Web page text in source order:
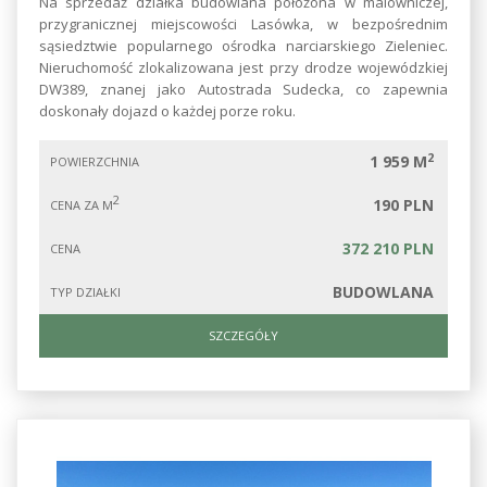
przygranicznej miejscowości Lasówka, w bezpośrednim
sąsiedztwie popularnego ośrodka narciarskiego Zieleniec.
Nieruchomość zlokalizowana jest przy drodze wojewódzkiej
DW389, znanej jako Autostrada Sudecka, co zapewnia
doskonały dojazd o każdej porze roku.
POWIERZCHNIA 1 959 M2
CENA ZA M2 190 PLN
CENA 372 210 PLN
TYP DZIAŁKI BUDOWLANA
SZCZEGÓŁY